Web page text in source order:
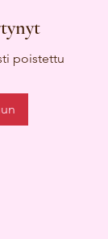
poistettu